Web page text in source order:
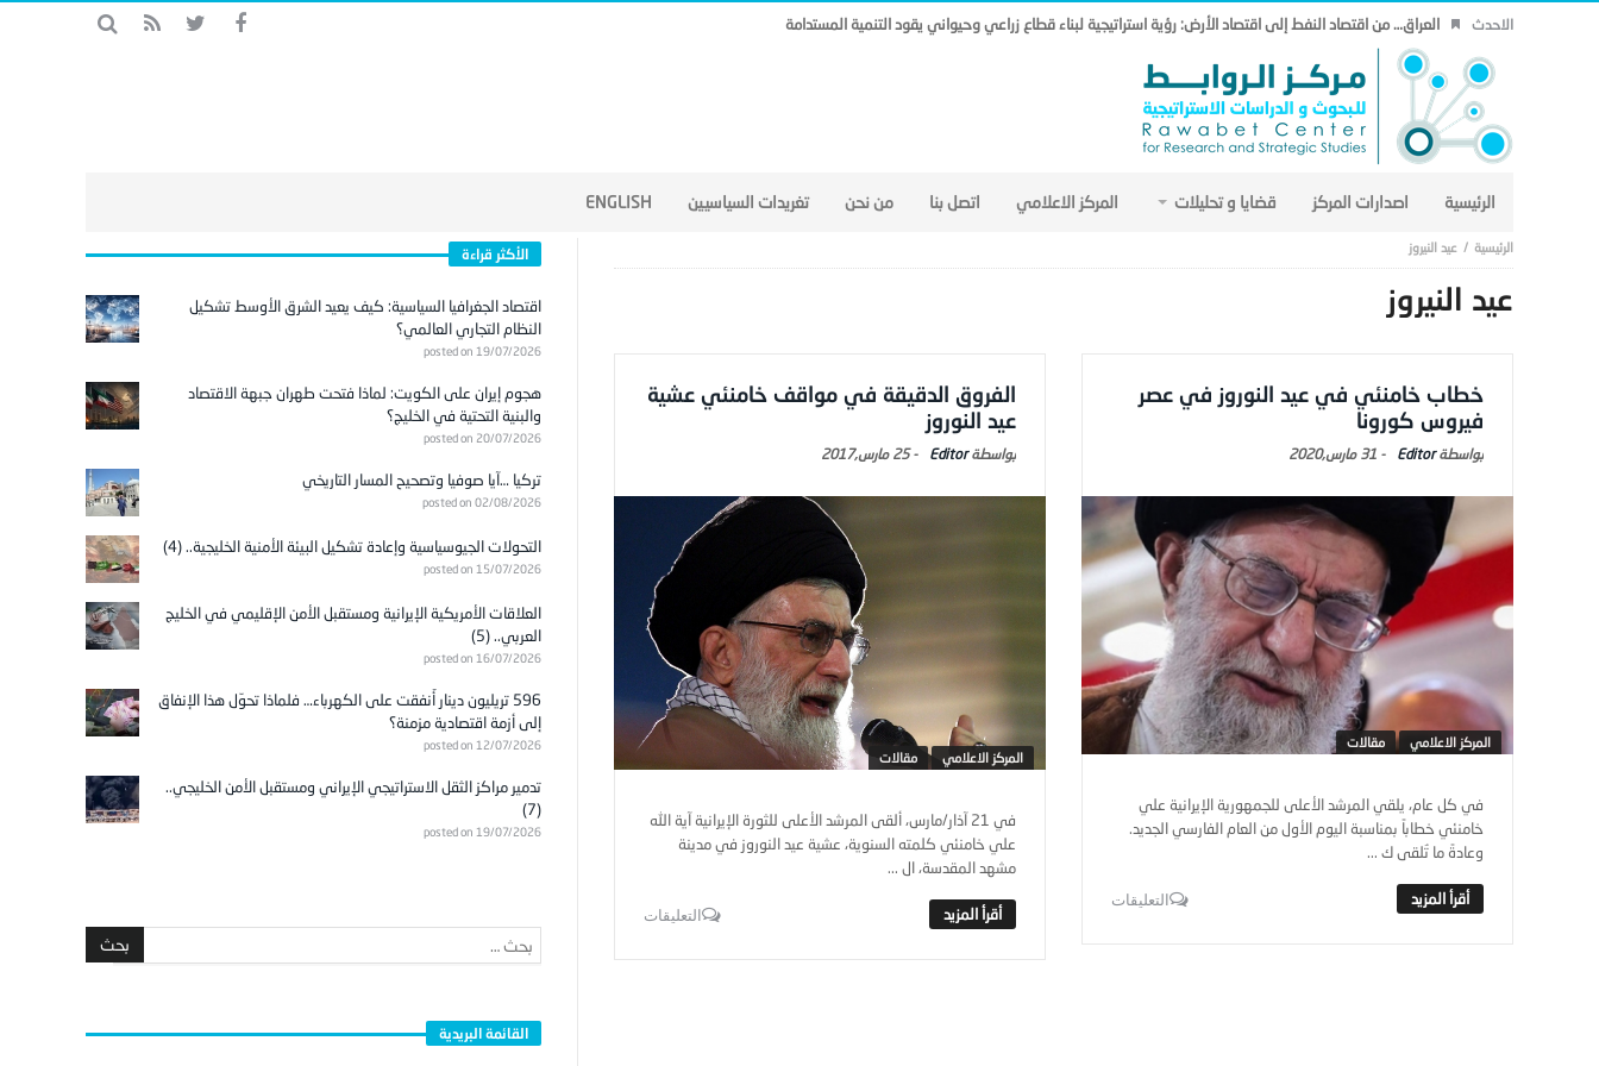
الاحدث العراق… من اقتصاد النفط إلى اقتصاد الأرض: رؤية استراتيجية لبناء قطاع زراعي وحيواني يقود التنمية المستدامة
الرئيسية اصدارات المركز قضايا و تحليلات المركز الاعلامي اتصل بنا من نحن تغريدات السياسيين ENGLISH
عيد النيروز
عيد النيروز
خطاب خامنئي في عيد النوروز في عصر
فيروس كورونا
Editor
- 31 مارس,2020
المركز الاعلامي مقالات
في كل عام، يلقي المرشد الأعلى للجمهورية الإيرانية علي
خامنئي خطاباً بمناسبة اليوم الأول من العام الفارسي الجديد.
وعادةً ما تُلقى ك ...
التعليقات
الفروق الدقيقة في مواقف خامنئي عشية
عيد النوروز
Editor
-25 مارس,2017
المركز الاعلامي مقالات
في 21 آذار/مارس، ألقى المرشد الأعلى للثورة الإيرانية آية الله
علي خامنئي كلمته السنوية، عشية عيد النوروز في مدينة
مشهد المقدسة، ال ...
التعليقات
الأكثر قراءة
اقتصاد الجغرافيا السياسية: كيف يعيد الشرق الأوسط تشكيل
النظام التجاري العالمي؟
posted on 19/07/2026
هجوم إيران على الكويت: لماذا فتحت طهران جبهة الاقتصاد
والبنية التحتية في الخليج؟
posted on 20/07/2026
تركيا …آيا صوفيا وتصحيح المسار التاريخي
posted on 02/08/2026
التحولات الجيوسياسية وإعادة تشكيل البيئة الأمنية الخليجية.. (4)
posted on 15/07/2026
العلاقات الأمريكية الإيرانية ومستقبل الأمن الإقليمي في الخليج
العربي.. (5)
posted on 16/07/2026
596 تريليون دينار أُنفقت على الكهرباء… فلماذا تحوّل هذا الإنفاق
إلى أزمة اقتصادية مزمنة؟
posted on 12/07/2026
تدمير مراكز الثقل الاستراتيجي الإيراني ومستقبل الأمن الخليجي..
(7)
posted on 19/07/2026
القائمة البريدية